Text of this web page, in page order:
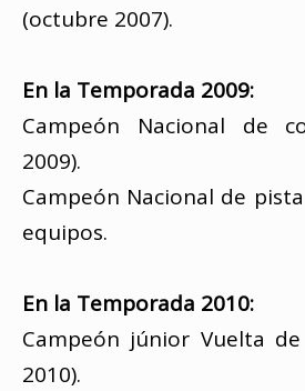
(octubre 2007).
En la Temporada 2009:
Campeón Nacional de
2009).
Campeón Nacional de
equipos.
En la Temporada 2010:
Campeón júnior Vuelta
2010).